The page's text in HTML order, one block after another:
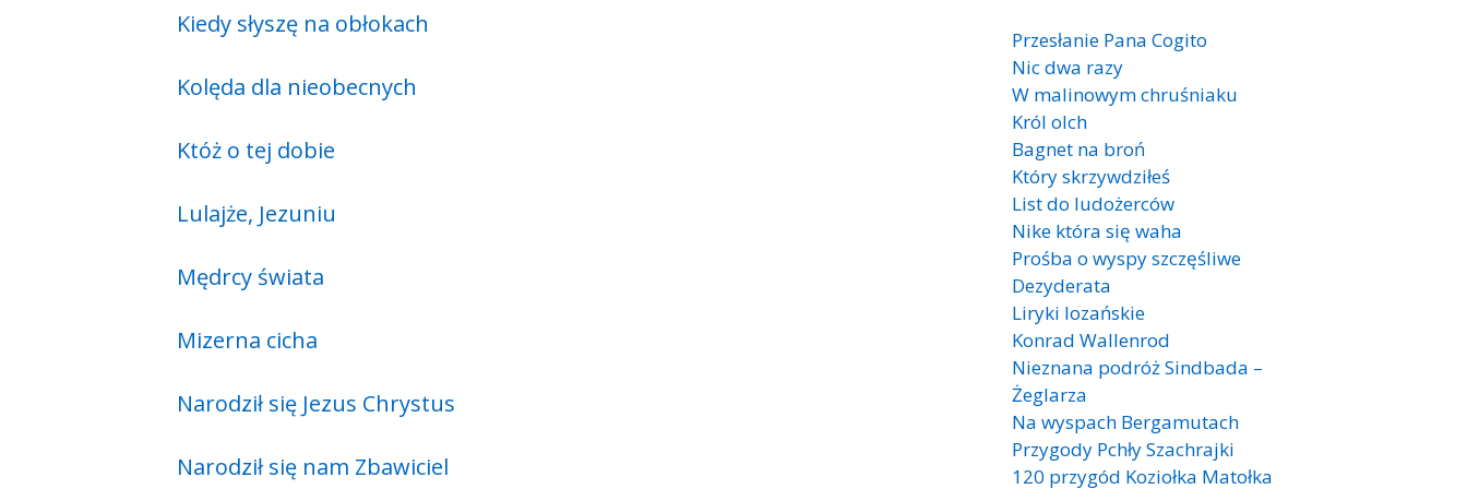
Kiedy słyszę na obłokach
Kolęda dla nieobecnych
Któż o tej dobie
Lulajże, Jezuniu
Mędrcy świata
Mizerna cicha
Narodził się Jezus Chrystus
Narodził się nam Zbawiciel
Przesłanie Pana Cogito
Nic dwa razy
W malinowym chruśniaku
Król olch
Bagnet na broń
Który skrzywdziłeś
List do ludożerców
Nike która się waha
Prośba o wyspy szczęśliwe
Dezyderata
Liryki lozańskie
Konrad Wallenrod
Nieznana podróż Sindbada –
Żeglarza
Na wyspach Bergamutach
Przygody Pchły Szachrajki
120 przygód Koziołka Matołka